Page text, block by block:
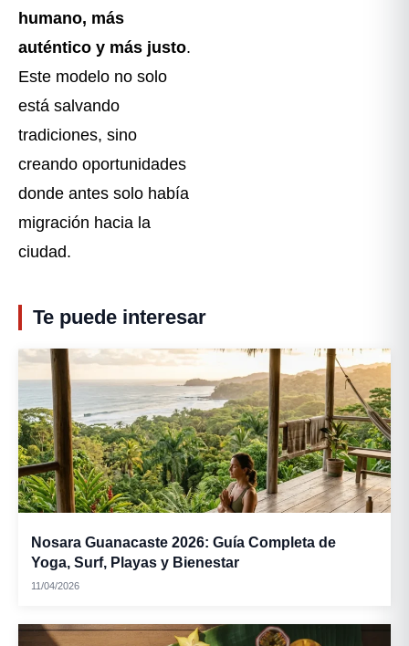
humano, más
auténtico y más justo.
Este modelo no solo
está salvando
tradiciones, sino
creando oportunidades
donde antes solo había
migración hacia la
ciudad.
Te puede interesar
Nosara Guanacaste 2026: Guía Completa de
Yoga, Surf, Playas y Bienestar
11/04/2026